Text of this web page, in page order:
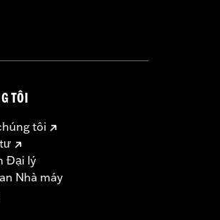
TÔI
tôi
Đại lý
Nhà máy